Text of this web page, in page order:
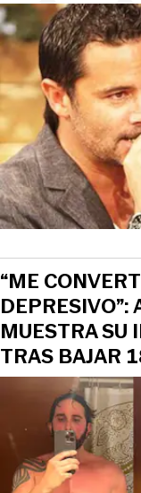
“ME
DEPRESIVO”:
MUESTRA SU
TRAS BAJAR